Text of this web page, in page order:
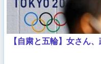
【自粛と五輪】女さん